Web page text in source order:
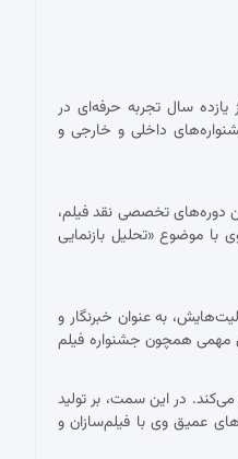
سال تجربه حرفه‌ای در
داخلی و خارجی و
دوره‌های تخصصی نقد فیلم،
با موضوع «تحلیل بازنمایی
فعالیت‌هایش، به عنوان خبرنگار و
مهمی همچون جشنواره فیلم
می‌کند. در این سمت، بر تولید
عمیق وی با فیلم‌سازان و